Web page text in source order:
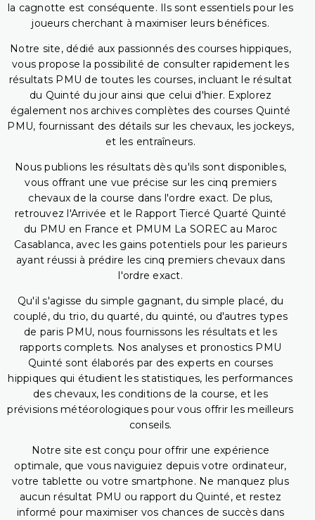
la cagnotte est conséquente. Ils sont essentiels pour les
joueurs cherchant à maximiser leurs bénéfices.
Notre site, dédié aux passionnés des courses hippiques,
vous propose la possibilité de consulter rapidement les
résultats PMU de toutes les courses, incluant le résultat
du Quinté du jour ainsi que celui d'hier. Explorez
également nos archives complètes des courses Quinté
PMU, fournissant des détails sur les chevaux, les jockeys,
et les entraîneurs.
Nous publions les résultats dès qu'ils sont disponibles,
vous offrant une vue précise sur les cinq premiers
chevaux de la course dans l'ordre exact. De plus,
retrouvez l'Arrivée et le Rapport Tiercé Quarté Quinté
du PMU en France et PMUM La SOREC au Maroc
Casablanca, avec les gains potentiels pour les parieurs
ayant réussi à prédire les cinq premiers chevaux dans
l'ordre exact.
Qu'il s'agisse du simple gagnant, du simple placé, du
couplé, du trio, du quarté, du quinté, ou d'autres types
de paris PMU, nous fournissons les résultats et les
rapports complets. Nos analyses et pronostics PMU
Quinté sont élaborés par des experts en courses
hippiques qui étudient les statistiques, les performances
des chevaux, les conditions de la course, et les
prévisions météorologiques pour vous offrir les meilleurs
conseils.
Notre site est conçu pour offrir une expérience
optimale, que vous naviguiez depuis votre ordinateur,
votre tablette ou votre smartphone. Ne manquez plus
aucun résultat PMU ou rapport du Quinté, et restez
informé pour maximiser vos chances de succès dans